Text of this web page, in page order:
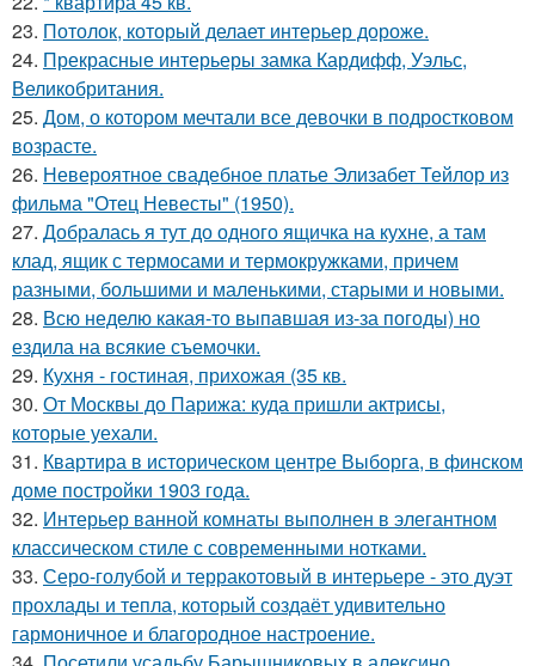
23. Потолок, который делает интерьер дороже.
24. Прекрасные интерьеры замка Кардифф, Уэльс,
Великобритания.
25. Дом, о котором мечтали все девочки в подростковом
возрасте.
26. Невероятное свадебное платье Элизабет Тейлор из
фильма "Отец Невесты" (1950).
27. Добралась я тут до одного ящичка на кухне, а там
клад, ящик с термосами и термокружками, причем
разными, большими и маленькими, старыми и новыми.
28. Всю неделю какая-то выпавшая из-за погоды) но
ездила на всякие съемочки.
29. Кухня - гостиная, прихожая (35 кв.
30. От Москвы до Парижа: куда пришли актрисы,
которые уехали.
31. Квартира в историческом центре Выборга, в финском
доме постройки 1903 года.
32. Интерьер ванной комнаты выполнен в элегантном
классическом стиле с современными нотками.
33. Серо-голубой и терракотовый в интерьере - это дуэт
прохлады и тепла, который создаёт удивительно
гармоничное и благородное настроение.